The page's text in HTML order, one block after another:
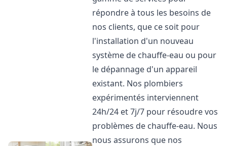
répondre à tous les besoins de
nos clients, que ce soit pour
l'installation d'un nouveau
système de chauffe-eau ou pour
le dépannage d'un appareil
existant. Nos plombiers
expérimentés interviennent
24h/24 et 7j/7 pour résoudre vos
problèmes de chauffe-eau. Nous
nous assurons que nos